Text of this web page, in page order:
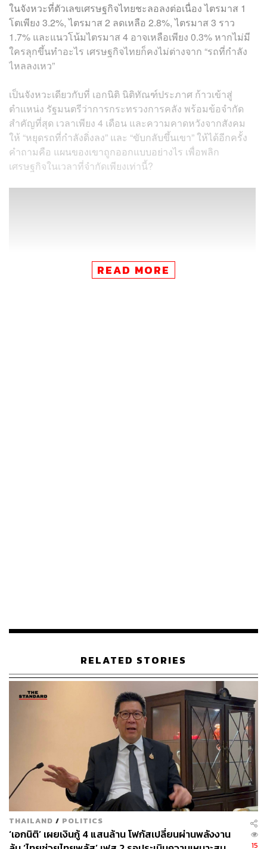
ในจังหวะที่ตัวเลขเศรษฐกิจไทยชะลอลงต่อเนื่อง ไตรมาส 1
โตเพียง 3.2%, ไตรมาส 2 ลดเหลือ 2.8%, ไตรมาส 3 ราว
1.7% และแนวโน้มไตรมาส 4 อาจเหลือเพียง 0.3% หากไม่มี
ใครลุกขึ้นทำอะไร เศรษฐกิจไทยก็คงไม่ต่างจาก “รถที่กำลัง
ไหลลงเหว”
เป็นจังหวะเดียวกับที่ เอกนิติ นิติทัณฑ์ประภาศ ก้าวเข้าสู่
ตำแหน่ง รัฐมนตรีว่าการกระทรวงการคลัง พร้อมข้อจำกัด
สำคัญที่สุด เวลาเพียง 4 เดือน และความคาดหวังจากสังคม
ให้ “หยุดรถที่กำลังดิ่งลง” และ “ขับกลับขึ้นเขา” ให้ได้อีกครั้ง
คำถามคือ แผนของเขาถูกออกแบบอย่างไร เพื่อพลิก
เศรษฐกิจในเวลาที่จำกัดเพียงเท่านี้?
ยาว และกระจายตัว
เมื่อเวลามีจำกัดเพียง 4 เดือน เอกนิติเลือกใช้กรอบคิด Quick
Big Win (QBW) เพื่อให้การแก้ปัญหาเศรษฐกิจเกิดผลได้
ภายในระยะเวลาอันสั้น แต่ยังสร้างประโยชน์ต่อเนื่องในระยะ
Quick (กระตุ้นสั้น): ทำได้ทันทีด้วยเครื่องมือที่รัฐมีอยู่
แล้ว
Big (ได้ผลยาว): ออกแบบให้ทิ้งโครงสร้างผลลัพธ์ถาวร
Diffuse (กระจายตัว): เงินไม่กองที่รายใหญ่ แต่ลงสู่ฐาน
เศรษฐกิจแท้จริง
ภายใต้กรอบ “5 เสาหลัก 1 ฐานราก” เอกนิติย้ำว่า วินัยการ
คลัง คือฐานรากของทุกการขยับ การกระตุ้นใดๆ ต้องบอก
READ MORE
RELATED STORIES
THAILAND / POLITICS
‘เอกนิติ’ เผยเงินกู้ 4 แสนล้าน โฟกัสเปลี่ยนผ่านพลังงาน
15